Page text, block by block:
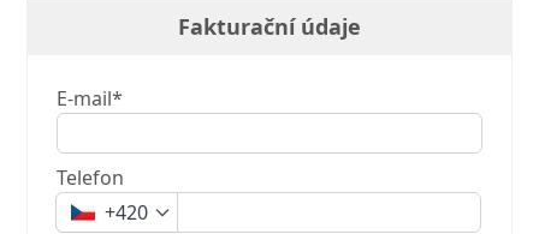
Fakturační údaje
E-mail*
Telefon
+420